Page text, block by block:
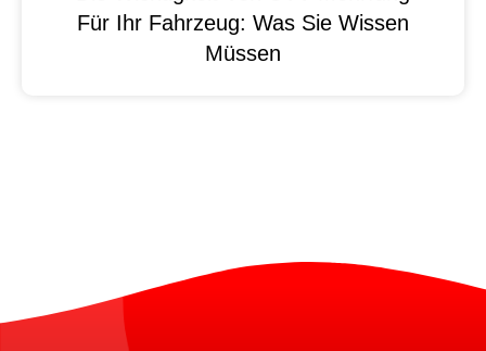
Für Ihr Fahrzeug: Was Sie Wissen
Müssen